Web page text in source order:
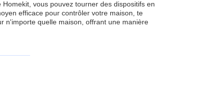
vous pouvez tourner des dispositifs en
efficace pour contrôler votre maison, te
n'importe quelle maison, offrant une manière